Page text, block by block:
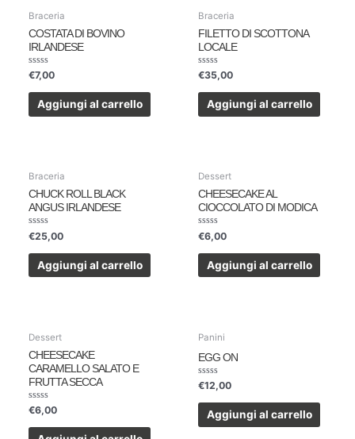
Braceria
COSTATA DI BOVINO
IRLANDESE
Valutato
su
€7,00
Aggiungi al carrello
Braceria
FILETTO DI SCOTTONA
LOCALE
Valutato
su
€35,00
Aggiungi al carrello
Braceria
CHUCK ROLL BLACK
ANGUS IRLANDESE
Valutato
0
su
€25,00
Aggiungi al carrello
Dessert
CHEESECAKE AL
CIOCCOLATO DI MODICA
Valutato
0
su
€6,00
Aggiungi al carrello
Dessert
CHEESECAKE
CARAMELLO SALATO E
FRUTTA SECCA
Valutato
su
€6,00
Panini
EGG ON
Valutato
su
€12,00
Aggiungi al carrello